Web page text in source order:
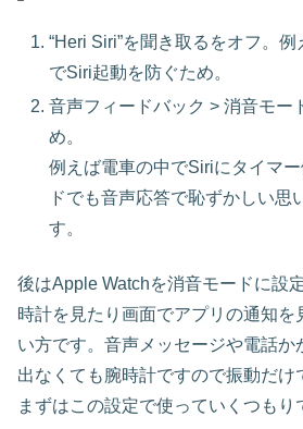
“Heri Siri”を聞き取るをオフ。
でSiri起動を防ぐため。
音声フィードバック > 消音モー
め。
例えば電車の中でSiriにタイマ
ドでも音声応答で恥ずかしい思
す。
後はApple Watchを消音モードに設
時計を見たり画面でアプリの通知を
い方です。音声メッセージや電話か
出なくても腕時計ですので振動だけ
まずはこの設定で使っていくつもり